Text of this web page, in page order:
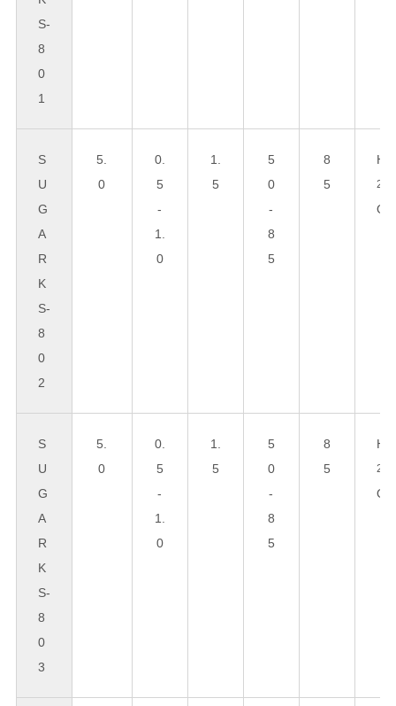
S-
8
0
1
S
U
G
A
R
K
S-
8
0
2
5.
0
0.
5
-
1.
0
1.
5
5
0
-
8
5
8
5
H
2
O
S
U
G
A
R
K
S-
8
0
3
5.
0
0.
5
-
1.
0
1.
5
5
0
-
8
5
8
5
H
2
O